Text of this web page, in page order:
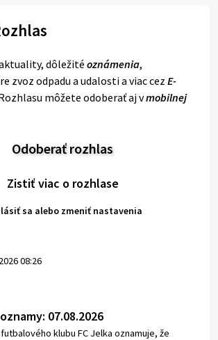
dôležité oznámenia,
zvoz odpadu a udalosti a viac cez E-
môžete odoberať aj vmobilnej
Odoberať rozhlas
Zistiť viac o rozhlase
sa alebo zmeniť nastavenia
08:26
07.08.2026
klubu FC Jelka oznamuje, že